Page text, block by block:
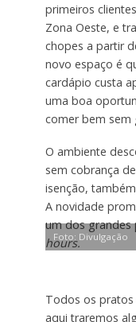
primeiros
Zona Oeste, e
chopes a partir
novo espaço é
cardápio custa
uma boa
comer bem sem
O ambiente
sem cobrança
isenção,
A novidade
um dos grandes
hours.
Foto: Divulgação
Todos os pratos
aqui traremos